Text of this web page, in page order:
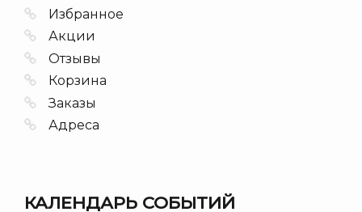
Избранное
Акции
Отзывы
Корзина
Заказы
Адреса
КАЛЕНДАРЬ СОБЫТИЙ